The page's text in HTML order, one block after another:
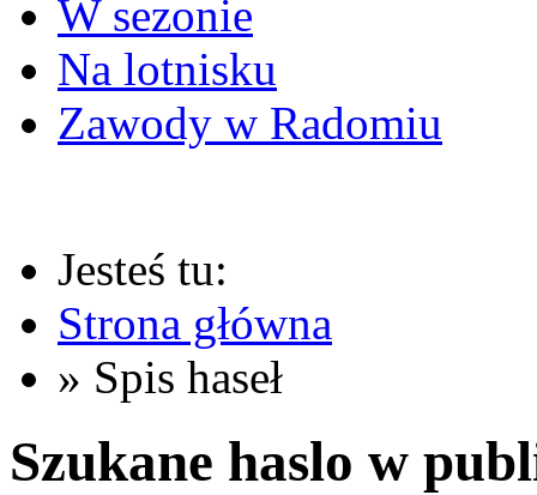
W sezonie
Na lotnisku
Zawody w Radomiu
Jesteś tu:
Strona główna
» Spis haseł
Szukane haslo w